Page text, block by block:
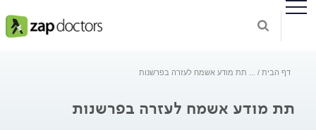
דף הבית תת מודע אשמח לעזרה בפרשנות
תת מודע אשמח לעזרה בפרשנות